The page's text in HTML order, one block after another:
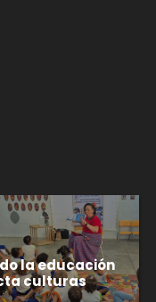
la educación
culturas